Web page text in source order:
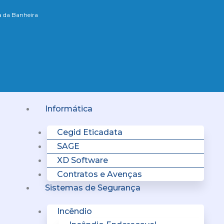
da Banheira
Informática
Cegid Eticadata
SAGE
XD Software
Contratos e Avenças
Sistemas de Segurança
Incêndio
Menu